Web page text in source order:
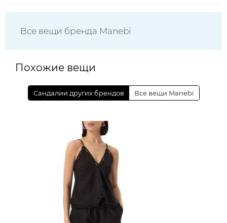
Все вещи бренда Manebi
Похожие вещи
Сандалии других брендов Все вещи Manebi